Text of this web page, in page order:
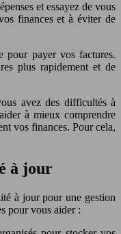
et essayez de vous
finances et à éviter de
pour payer vos factures.
plus rapidement et de
avez des difficultés à
à mieux comprendre
vos finances. Pour cela,
à jour
à jour pour une gestion
pour vous aider :